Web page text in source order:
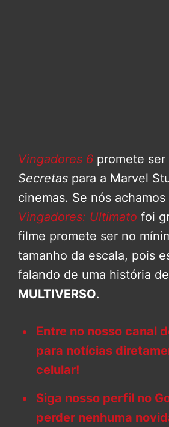
Vingadores 6 promete ser
Secretas para a Marvel
cinemas. Se nós achamos
Vingadores: Ultimato foi
filme promete ser no
tamanho da escala, pois
falando de uma história de
MULTIVERSO.
Entre no nosso canal
para notícias
celular!
Siga nosso perfil no
perder nenhuma